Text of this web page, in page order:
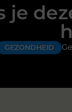
je
GEZONDHEID